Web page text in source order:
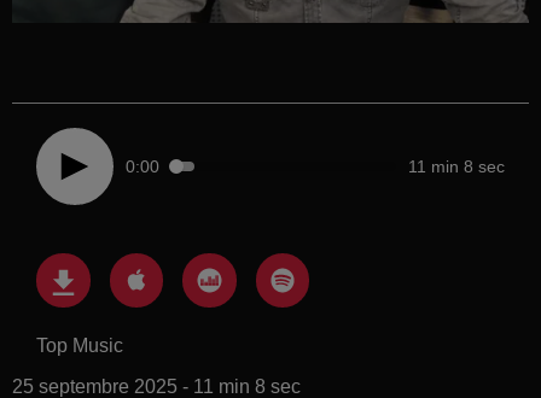
0:00 11 min 8 sec
Top Music
25 septembre 2025 - 11 min 8 sec